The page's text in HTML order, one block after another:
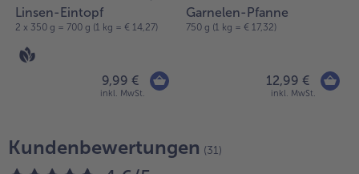
Linsen-Eintopf
2 x 350 g = 700 g (1 kg = € 14,27)
9,99 €
inkl. MwSt.
Garnelen-Pfanne
750 g (1 kg = € 17,32)
12,99 €
inkl. MwSt.
Kundenbewertungen (31)